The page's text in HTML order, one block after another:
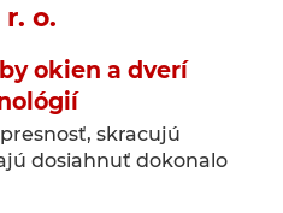
r. o.
okien a dverí
skracujú
dosiahnuť dokonalo